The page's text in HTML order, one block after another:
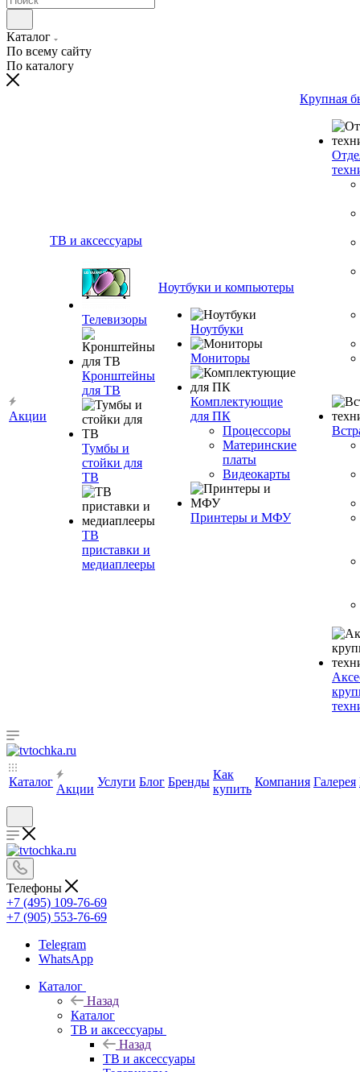
Каталог
По всему сайту
По каталогу
Акции
ТВ и аксессуары
Телевизоры
Кронштейны
для ТВ
Тумбы и
стойки для
ТВ
ТВ
приставки и
медиаплееры
Ноутбуки и компьютеры
Ноутбуки
Мониторы
Комплектующие
для ПК
Процессоры
Материнские
платы
Видеокарты
Принтеры и МФУ
Крупная
Каталог
Акции
Услуги Блог Бренды
Как
купить
Компания Галерея
Телефоны
+7 (495) 109-76-69
+7 (905) 553-76-69
Telegram
WhatsApp
Каталог
Назад
Каталог
ТВ и аксессуары
Назад
ТВ и аксессуары